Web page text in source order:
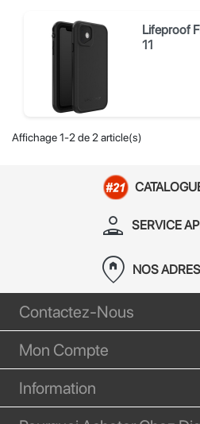
Lifeproof
11
Affichage 1-2 de 2 article(s)
person_apron SERVICE
home_pin NOS
Contactez-Nous
Mon Compte
Information